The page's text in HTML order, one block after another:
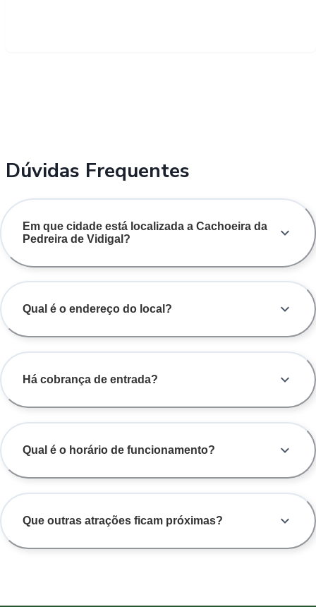
Dúvidas Frequentes
Em que cidade está localizada a Cachoeira da
Pedreira de Vidigal?
Qual é o endereço do local?
Há cobrança de entrada?
Qual é o horário de funcionamento?
Que outras atrações ficam próximas?